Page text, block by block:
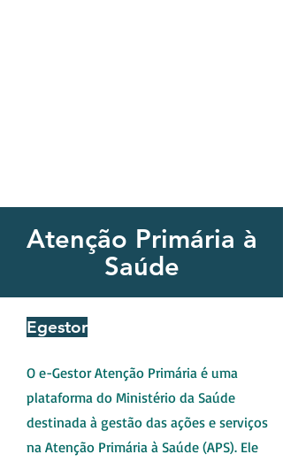
Atenção Primária à
Saúde
Egestor
O e-Gestor Atenção Primária é uma
plataforma do Ministério da Saúde
destinada à gestão das ações e serviços
na Atenção Primária à Saúde (APS). Ele